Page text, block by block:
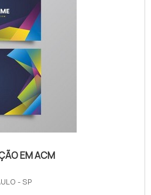
como cafés,
EM ACM
- SP